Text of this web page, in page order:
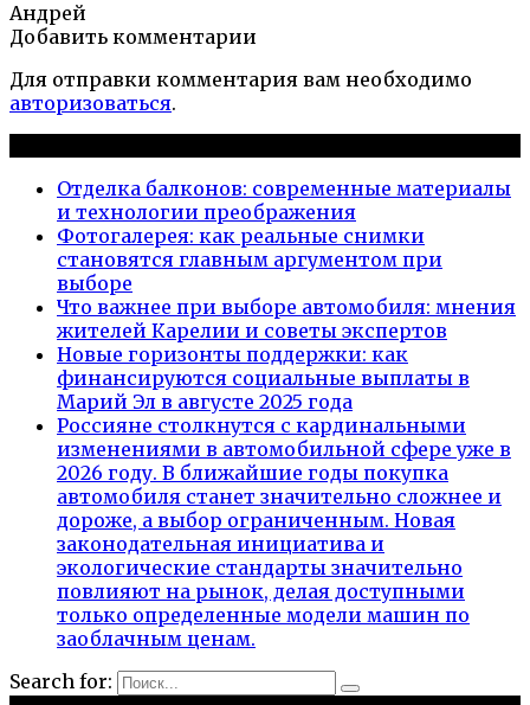
Андрей
Добавить комментарии
Для отправки комментария вам необходимо
авторизоваться.
Отделка балконов: современные материалы
и технологии преображения
Фотогалерея: как реальные снимки
становятся главным аргументом при
выборе
Что важнее при выборе автомобиля: мнения
жителей Карелии и советы экспертов
Новые горизонты поддержки: как
финансируются социальные выплаты в
Марий Эл в августе 2025 года
Россияне столкнутся с кардинальными
изменениями в автомобильной сфере уже в
2026 году. В ближайшие годы покупка
автомобиля станет значительно сложнее и
дороже, а выбор ограниченным. Новая
законодательная инициатива и
экологические стандарты значительно
повлияют на рынок, делая доступными
только определенные модели машин по
заоблачным ценам.
Search for: